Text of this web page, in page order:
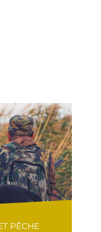
PÊCHE